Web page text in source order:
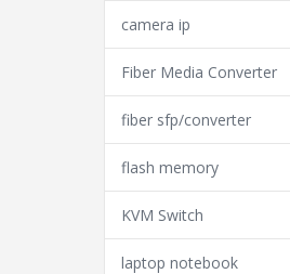
camera ip
Fiber Media Converter
fiber sfp/converter
flash memory
KVM Switch
laptop notebook